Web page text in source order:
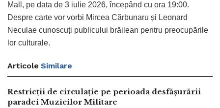
Mall, pe data de 3 iulie 2026, începând cu ora 19:00.
Despre carte vor vorbi Mircea Cărbunaru și Leonard
Neculae cunoscuți publicului brăilean pentru preocupările
lor culturale.
Articole Similare
Restricții de circulație pe perioada desfășurării
paradei Muzicilor Militare